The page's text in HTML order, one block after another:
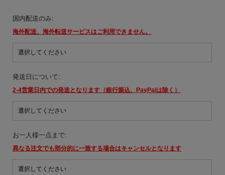
国内配送のみ:
海外配送、海外転送サービスはご利用できません。
発送日について:
2-4営業日内での発送となります（銀行振込、PayPalは除く）
お一人様一点まで:
異なる注文でも部分的に一致する場合はキャンセルとなります